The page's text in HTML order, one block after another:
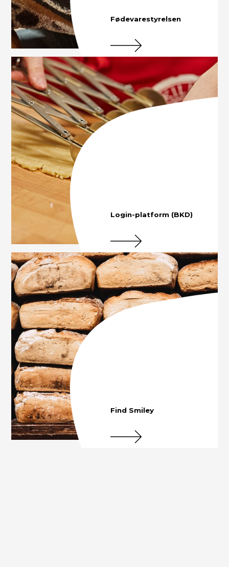
Fødevarestyrelsen
Login-platform (BKD)
Find Smiley